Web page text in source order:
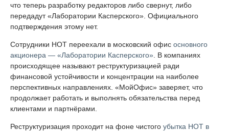
что теперь разработку редакторов либо свернут, либо
передадут «Лаборатории Касперского». Официального
подтверждения этому нет.
Сотрудники НОТ переехали в московский офис основного
акционера — «Лаборатории Касперского» . В компаниях
происходящее называют реструктуризацией ради
финансовой устойчивости и концентрации на наиболее
перспективных направлениях. «МойОфис» заверяет, что
продолжает работать и выполнять обязательства перед
клиентами и партнёрами.
Реструктуризация проходит на фоне чистого убытка НОТ в